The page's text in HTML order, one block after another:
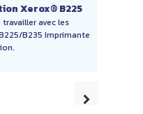
Xerox® B225
avec les
B235 Imprimante